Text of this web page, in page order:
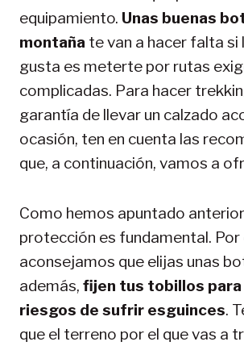
equipamiento. Unas buenas
montaña te van a hacer falta si
gusta es meterte por rutas
complicadas. Para hacer
garantía de llevar un calzado
ocasión, ten en cuenta las
que, a continuación, vamos a
Como hemos apuntado
protección es fundamental.
aconsejamos que elijas unas
además, fijen tus tobillos
riesgos de sufrir esguinces.
que el terreno por el que vas a